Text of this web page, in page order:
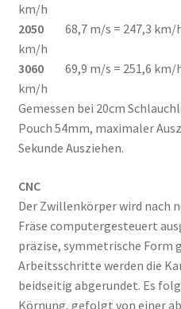
km/h
2050
68,7 m/s = 247,3
km/h
3060
69,9 m/s = 251,6
km/h
Gemessen bei 20cm
Pouch 54mm, maximaler
Sekunde Ausziehen.
CNC
Der Zwillenkörper wird nach
Fräse computergesteuert
präzise, symmetrische Form
Arbeitsschritte werden die
beidseitig abgerundet. Es
Körnung, gefolgt von einer